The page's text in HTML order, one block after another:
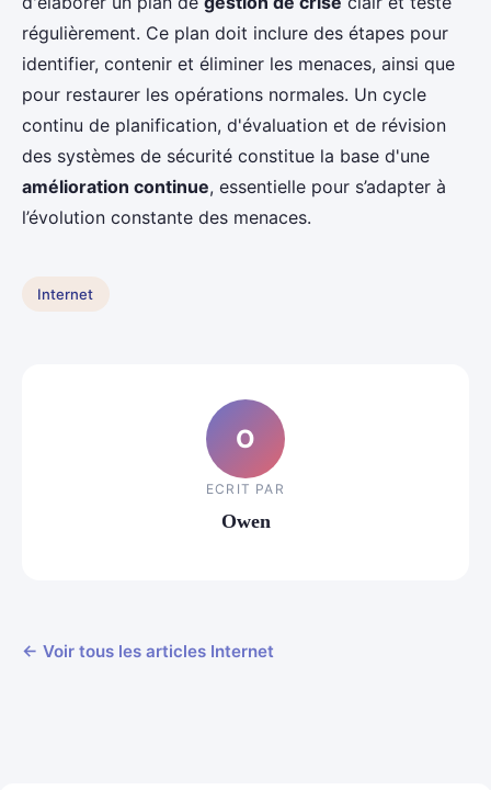
régulièrement. Ce plan doit inclure des étapes pour
identifier, contenir et éliminer les menaces, ainsi que
pour restaurer les opérations normales. Un cycle
continu de planification, d'évaluation et de révision
des systèmes de sécurité constitue la base d'une
amélioration continue, essentielle pour s’adapter à
l’évolution constante des menaces.
Internet
O
ECRIT PAR
Owen
← Voir tous les articles Internet